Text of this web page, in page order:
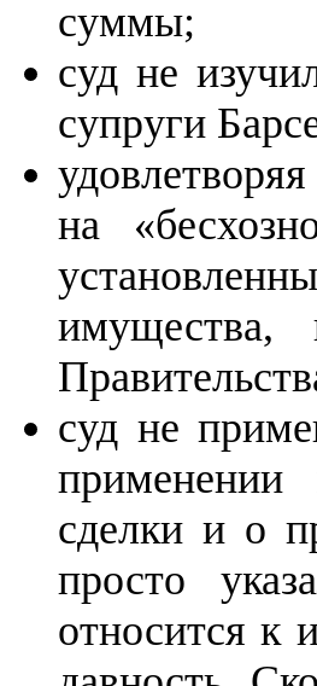
суммы;
суд не
супруги
на
имущества,
суд не
применении
сделки и о
просто
относится к